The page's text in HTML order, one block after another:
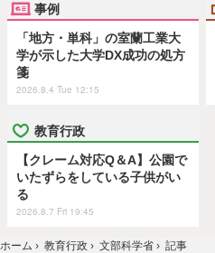
事例
「地方・単科」の室蘭工業大
学が示した大学DX成功の処方
箋
2026.8.4 Tue 12:15
教育行政
【クレーム対応Q＆A】公園で
いたずらをしている子供がい
る
2026.8.7 Fri 19:45
ホーム › 教育行政 › 文部科学省 › 記事